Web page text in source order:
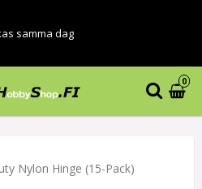
samma dag
0
Nylon Hinge (15-Pack)